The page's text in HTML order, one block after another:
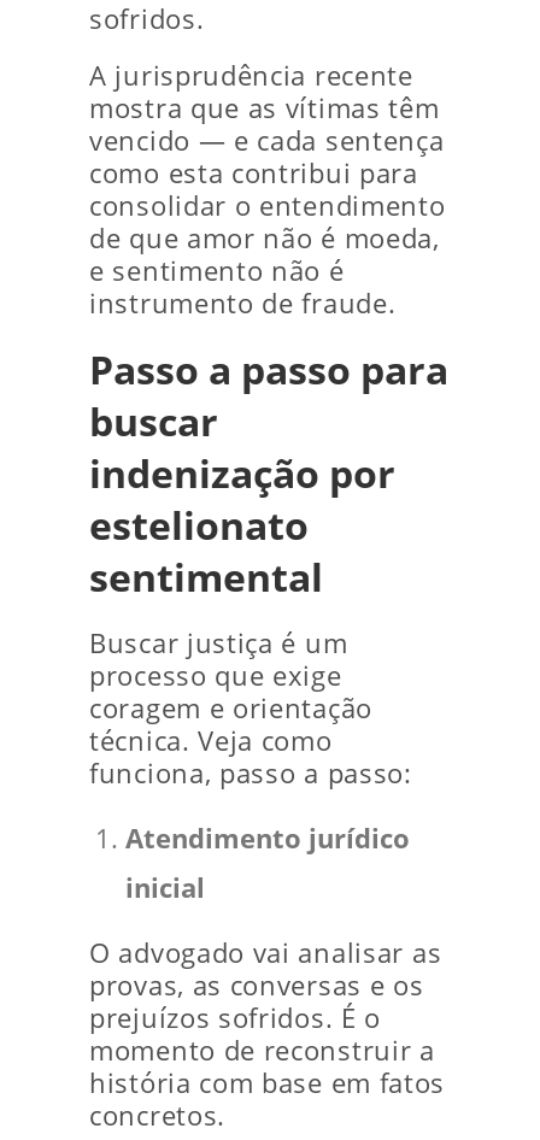
sofridos.
A jurisprudência recente
mostra que as vítimas têm
vencido — e cada sentença
como esta contribui para
consolidar o entendimento
de que amor não é moeda,
e sentimento não é
instrumento de fraude.
Passo a passo para
buscar
indenização por
estelionato
sentimental
Buscar justiça é um
processo que exige
coragem e orientação
técnica. Veja como
funciona, passo a passo:
Atendimento jurídico
inicial
O advogado vai analisar as
provas, as conversas e os
prejuízos sofridos. É o
momento de reconstruir a
história com base em fatos
concretos.